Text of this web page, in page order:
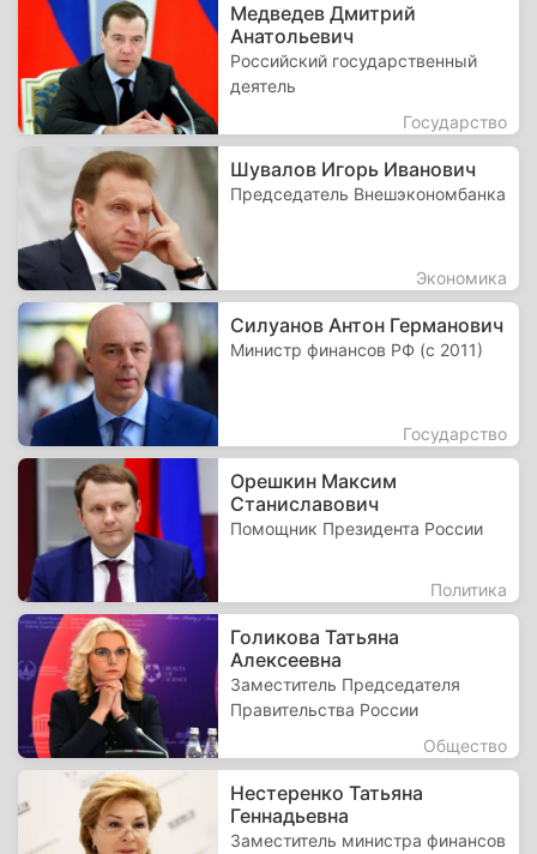
Медведев Дмитрий
Анатольевич
Российский государственный
деятель
Государство
Шувалов Игорь Иванович
Председатель Внешэкономбанка
Экономика
Силуанов Антон Германович
Министр финансов РФ (с 2011)
Государство
Орешкин Максим
Станиславович
Помощник Президента России
Политика
Голикова Татьяна
Алексеевна
Заместитель Председателя
Правительства России
Общество
Нестеренко Татьяна
Геннадьевна
Заместитель министра финансов